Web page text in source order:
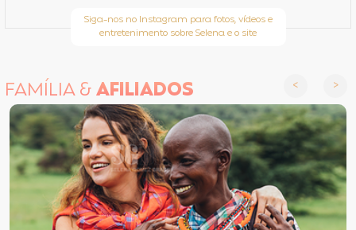
Siga-nos no Instagram para fotos, vídeos e
entretenimento sobre Selena e o site
FAMÍLIA &AFILIADOS